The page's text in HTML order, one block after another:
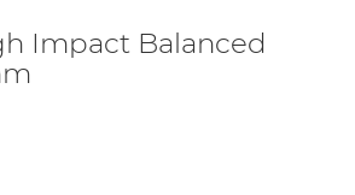
Impact Balanced